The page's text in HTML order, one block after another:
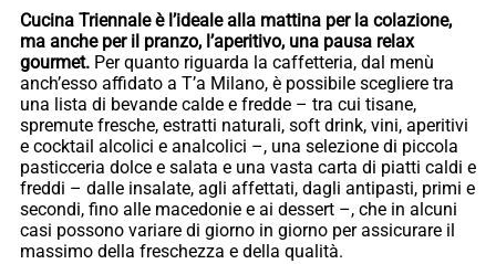
Cucina Triennale è l’ideale alla mattina per la colazione,
ma anche per il pranzo, l’aperitivo, una pausa relax
gourmet. Per quanto riguarda la caffetteria, dal menù
anch’esso affidato a T’a Milano, è possibile scegliere tra
una lista di bevande calde e fredde – tra cui tisane,
spremute fresche, estratti naturali, soft drink, vini, aperitivi
e cocktail alcolici e analcolici –, una selezione di piccola
pasticceria dolce e salata e una vasta carta di piatti caldi e
freddi – dalle insalate, agli affettati, dagli antipasti, primi e
secondi, fino alle macedonie e ai dessert –, che in alcuni
casi possono variare di giorno in giorno per assicurare il
massimo della freschezza e della qualità.